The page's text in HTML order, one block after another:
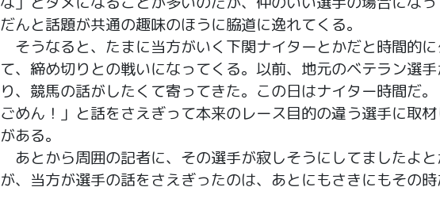
だんと話題が共通の趣味のほうに脇道に逸れてくる。
そうなると、たまに当方がいく下関ナイターとかだと時間的に
て、締め切りとの戦いになってくる。以前、地元のベテラン選
り、競馬の話がしたくて寄ってきた。この日はナイター時間だ。
ごめん！」と話をさえぎって本来のレース目的の違う選手に取
がある。
あとから周囲の記者に、その選手が寂しそうにしてましたよ
が、当方が選手の話をさえぎったのは、あとにもさきにもその時